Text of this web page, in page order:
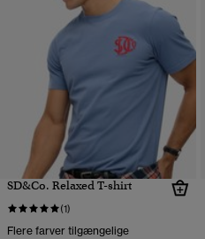
SD&Co. Relaxed T-shirt
(1)
Flere farver tilgængelige